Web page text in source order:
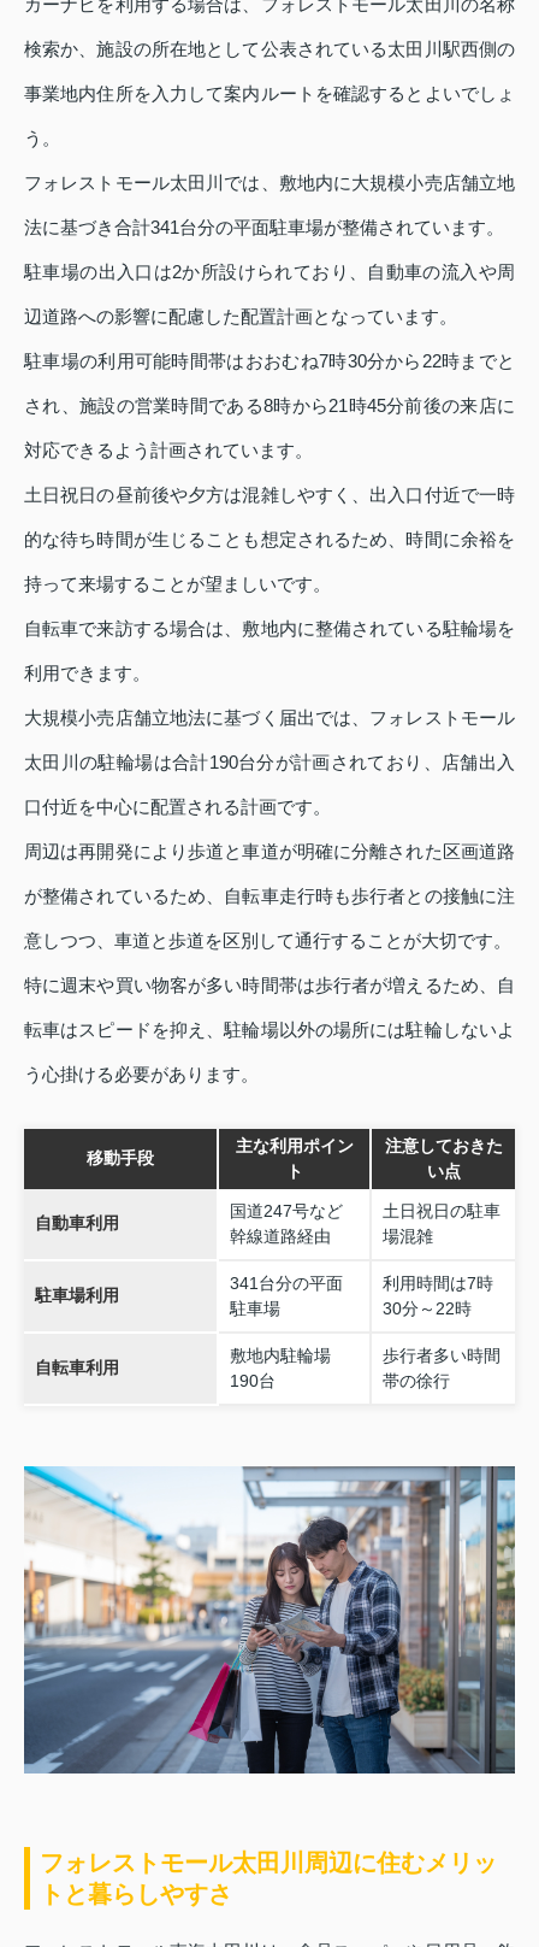
カーナビを利用する場合は、フォレストモール太田川の名称
検索か、施設の所在地として公表されている太田川駅西側の
事業地内住所を入力して案内ルートを確認するとよいでしょ
う。
フォレストモール太田川では、敷地内に大規模小売店舗立地
法に基づき合計341台分の平面駐車場が整備されています。
駐車場の出入口は2か所設けられており、自動車の流入や周
辺道路への影響に配慮した配置計画となっています。
駐車場の利用可能時間帯はおおむね7時30分から22時までと
され、施設の営業時間である8時から21時45分前後の来店に
対応できるよう計画されています。
土日祝日の昼前後や夕方は混雑しやすく、出入口付近で一時
的な待ち時間が生じることも想定されるため、時間に余裕を
持って来場することが望ましいです。
自転車で来訪する場合は、敷地内に整備されている駐輪場を
利用できます。
大規模小売店舗立地法に基づく届出では、フォレストモール
太田川の駐輪場は合計190台分が計画されており、店舗出入
口付近を中心に配置される計画です。
周辺は再開発により歩道と車道が明確に分離された区画道路
が整備されているため、自転車走行時も歩行者との接触に注
意しつつ、車道と歩道を区別して通行することが大切です。
特に週末や買い物客が多い時間帯は歩行者が増えるため、自
転車はスピードを抑え、駐輪場以外の場所には駐輪しないよ
う心掛ける必要があります。
移動手段
主な利用ポイン
ト
注意しておきた
い点
自動車利用
国道247号など
幹線道路経由
土日祝日の駐車
場混雑
駐車場利用
341台分の平面
駐車場
利用時間は7時
30分～22時
自転車利用
敷地内駐輪場
190台
歩行者多い時間
帯の徐行
フォレストモール太田川周辺に住むメリッ
トと暮らしやすさ